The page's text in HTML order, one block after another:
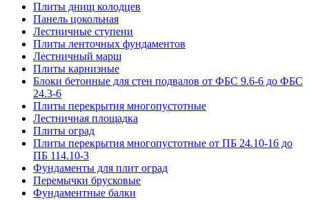
Плиты днищ колодцев
Панель цокольная
Лестничные ступени
Плиты ленточных фундаментов
Лестничный марш
Плиты карнизные
Блоки бетонные для стен подвалов от ФБС 9.6-6 до ФБС
24.3-6
Плиты перекрытия многопустотные
Лестничная площадка
Плиты оград
Плиты перекрытия многопустотные от ПБ 24.10-16 до
ПБ 114.10-3
Фундаменты для плит оград
Перемычки брусковые
Фундаментные балки